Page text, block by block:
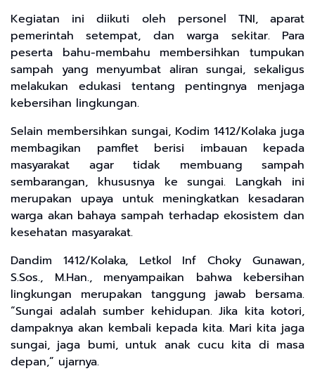
Kegiatan ini diikuti oleh personel TNI, aparat
pemerintah setempat, dan warga sekitar. Para
peserta bahu-membahu membersihkan tumpukan
sampah yang menyumbat aliran sungai, sekaligus
melakukan edukasi tentang pentingnya menjaga
kebersihan lingkungan.
Selain membersihkan sungai, Kodim 1412/Kolaka juga
membagikan pamflet berisi imbauan kepada
masyarakat agar tidak membuang sampah
sembarangan, khususnya ke sungai. Langkah ini
merupakan upaya untuk meningkatkan kesadaran
warga akan bahaya sampah terhadap ekosistem dan
kesehatan masyarakat.
Dandim 1412/Kolaka, Letkol Inf Choky Gunawan,
S.Sos., M.Han., menyampaikan bahwa kebersihan
lingkungan merupakan tanggung jawab bersama.
“Sungai adalah sumber kehidupan. Jika kita kotori,
dampaknya akan kembali kepada kita. Mari kita jaga
sungai, jaga bumi, untuk anak cucu kita di masa
depan,” ujarnya.